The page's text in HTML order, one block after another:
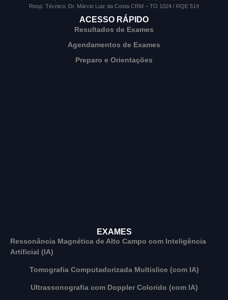
Resp. Técnico: Dr. Márcio Luiz da Costa CRM – TO 1024 / RQE 514
ACESSO RÁPIDO
Resultados de Exames
Agendamentos de Exames
Preparo e Orientações
EXAMES
Ressonância Magnética de Alto Campo com Inteligência
Artificial (IA)
Tomografia Computadorizada Multislice (com IA)
Ultrassonografia com Doppler Colorido (com IA)